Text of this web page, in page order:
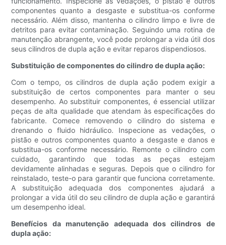
componentes quanto a desgaste e substitua-os conforme
necessário. Além disso, mantenha o cilindro limpo e livre de
detritos para evitar contaminação. Seguindo uma rotina de
manutenção abrangente, você pode prolongar a vida útil dos
seus cilindros de dupla ação e evitar reparos dispendiosos.
Substituição de componentes do cilindro de dupla ação:
Com o tempo, os cilindros de dupla ação podem exigir a
substituição de certos componentes para manter o seu
desempenho. Ao substituir componentes, é essencial utilizar
peças de alta qualidade que atendam às especificações do
fabricante. Comece removendo o cilindro do sistema e
drenando o fluido hidráulico. Inspecione as vedações, o
pistão e outros componentes quanto a desgaste e danos e
substitua-os conforme necessário. Remonte o cilindro com
cuidado, garantindo que todas as peças estejam
devidamente alinhadas e seguras. Depois que o cilindro for
reinstalado, teste-o para garantir que funciona corretamente.
A substituição adequada dos componentes ajudará a
prolongar a vida útil do seu cilindro de dupla ação e garantirá
um desempenho ideal.
Benefícios da manutenção adequada dos cilindros de
dupla ação: